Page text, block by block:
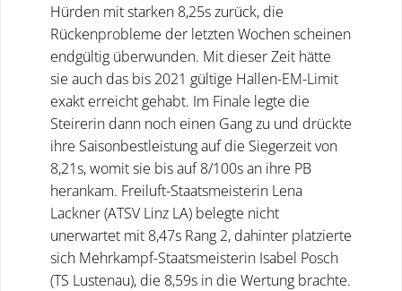
Hürden mit starken 8,25s zurück, die
Rückenprobleme der letzten Wochen scheinen
endgültig überwunden. Mit dieser Zeit hätte
sie auch das bis 2021 gültige Hallen-EM-Limit
exakt erreicht gehabt. Im Finale legte die
Steirerin dann noch einen Gang zu und drückte
ihre Saisonbestleistung auf die Siegerzeit von
8,21s, womit sie bis auf 8/100s an ihre PB
herankam. Freiluft-Staatsmeisterin Lena
Lackner (ATSV Linz LA) belegte nicht
unerwartet mit 8,47s Rang 2, dahinter platzierte
sich Mehrkampf-Staatsmeisterin Isabel Posch
(TS Lustenau), die 8,59s in die Wertung brachte.